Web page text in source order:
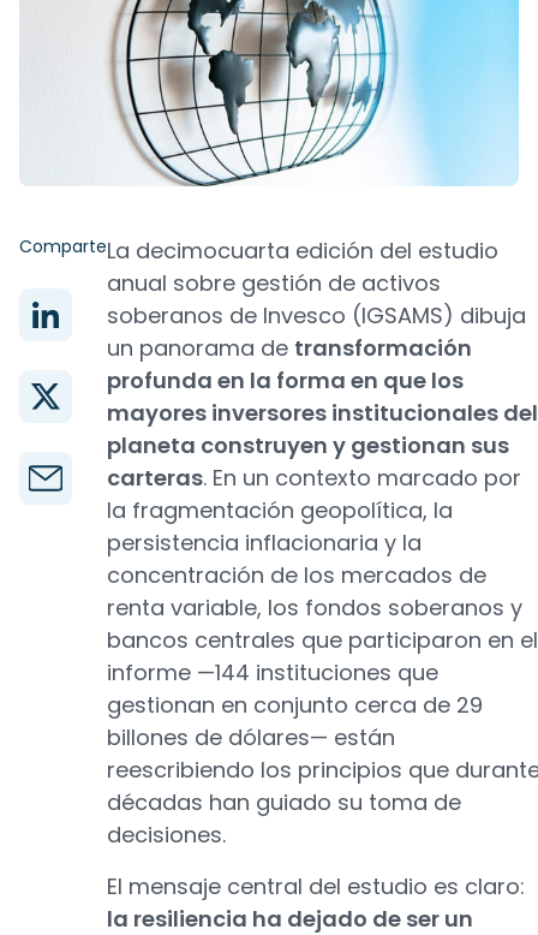
ComparteLa decimocuarta edición del estudio
anual sobre gestión de activos
soberanos de Invesco (IGSAMS) dibuja
un panorama de transformación
profunda en la forma en que los
mayores inversores institucionales del
planeta construyen y gestionan sus
carteras. En un contexto marcado por
la fragmentación geopolítica, la
persistencia inflacionaria y la
concentración de los mercados de
renta variable, los fondos soberanos y
bancos centrales que participaron en el
informe —144 instituciones que
gestionan en conjunto cerca de 29
billones de dólares— están
reescribiendo los principios que
décadas han guiado su toma de
decisiones.
El mensaje central del estudio es claro:
la resiliencia ha dejado de ser un